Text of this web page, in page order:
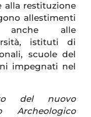
alla restituzione
allestimenti
anche alle
istituti di
scuole del
impegnati nel
del nuovo
Archeologico